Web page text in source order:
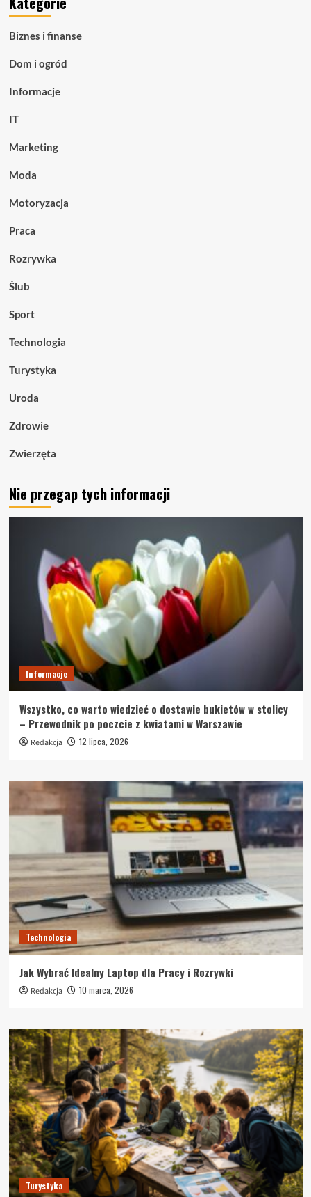
Biznes i finanse
Dom i ogród
Informacje
IT
Marketing
Moda
Motoryzacja
Praca
Rozrywka
Ślub
Sport
Technologia
Turystyka
Uroda
Zdrowie
Zwierzęta
Nie przegap tych informacji
Informacje
Wszystko, co warto wiedzieć o dostawie bukietów w stolicy
– Przewodnik po poczcie z kwiatami w Warszawie
Redakcja 12 lipca, 2026
Technologia
Jak Wybrać Idealny Laptop dla Pracy i Rozrywki
Redakcja 10 marca, 2026
Turystyka